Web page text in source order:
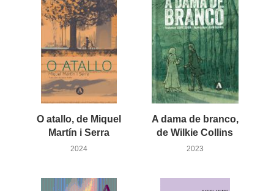
O atallo, de Miquel
Martín i Serra
2024
A dama de branco,
de Wilkie Collins
2023